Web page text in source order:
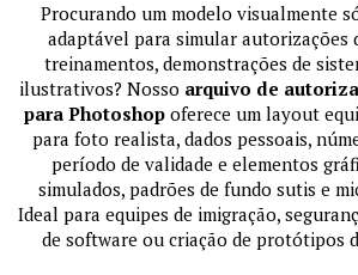
Procurando um modelo visualmente
adaptável para simular autorizações
treinamentos, demonstrações de
ilustrativos? Nosso arquivo de
para Photoshopoferece um layout
para foto realista, dados pessoais,
período de validade e elementos
simulados, padrões de fundo sutis e
Ideal para equipes de imigração,
de software ou criação de protótipos